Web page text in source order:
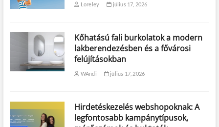
Loreley július 17, 2026
Kőhatású fali burkolatok a modern
lakberendezésben és a fővárosi
felújításokban
WAndi július 17, 2026
Hirdetéskezelés webshopoknak: A
legfontosabb kampánytípusok,